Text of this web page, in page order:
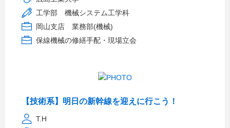
工学部 機械システム工学科
岡山支店 業務部(機械)
保線機械の修繕手配・現場立会
【技術系】明日の新幹線を迎えに行こう！
T.H